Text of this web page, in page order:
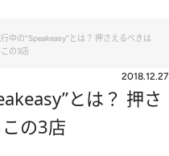
中の“Speakeasy”とは？ 押さえるべきは
の3店
2018.12.27
とは？ 押さ
の3店